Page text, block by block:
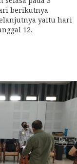
berikutnya
yaitu hari
12.